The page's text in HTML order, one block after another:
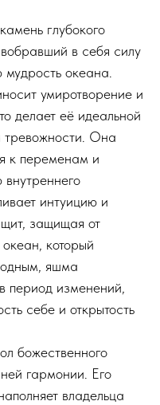
глубокого
в себя силу
океана.
умиротворение и
делает её идеальной
тревожности. Она
к переменам и
интуицию и
щит, защищая от
который
яшма
период изменений,
себе и открытость
божественного
гармонии. Его
владельца